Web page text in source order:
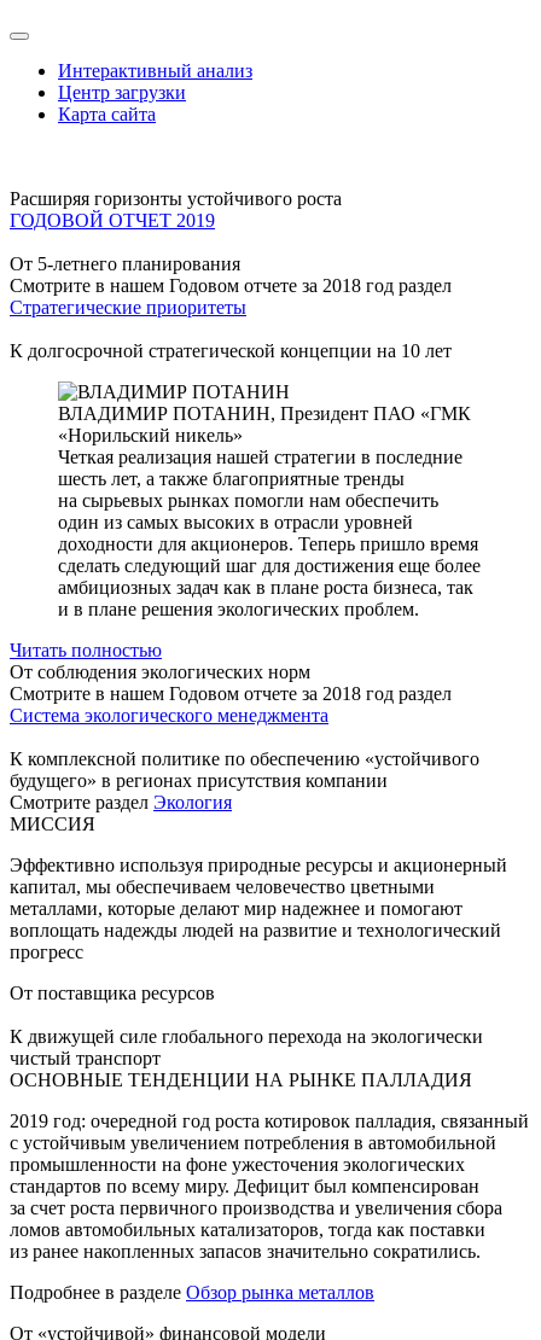
Интерактивный анализ
Центр загрузки
Карта сайта
Расширяя горизонты устойчивого роста
ГОДОВОЙ ОТЧЕТ 2019
От 5-летнего планирования
Смотрите в нашем Годовом отчете за 2018 год раздел
Стратегические приоритеты
К долгосрочной стратегической концепции на 10 лет
ВЛАДИМИР ПОТАНИН, Президент ПАО «ГМК
«Норильский никель»
Четкая реализация нашей стратегии в последние
шесть лет, а также благоприятные тренды
на сырьевых рынках помогли нам обеспечить
один из самых высоких в отрасли уровней
доходности для акционеров. Теперь пришло время
сделать следующий шаг для достижения еще более
амбициозных задач как в плане роста бизнеса, так
и в плане решения экологических проблем.
Читать полностью
От соблюдения экологических норм
Смотрите в нашем Годовом отчете за 2018 год раздел
Система экологического менеджмента
К комплексной политике по обеспечению «устойчивого
будущего» в регионах присутствия компании
Смотрите раздел Экология
МИССИЯ
Эффективно используя природные ресурсы и акционерный
капитал, мы обеспечиваем человечество цветными
металлами, которые делают мир надежнее и помогают
воплощать надежды людей на развитие и технологический
прогресс
От поставщика ресурсов
К движущей силе глобального перехода на экологически
чистый транспорт
ОСНОВНЫЕ ТЕНДЕНЦИИ НА РЫНКЕ ПАЛЛАДИЯ
2019 год: очередной год роста котировок палладия, связанный
с устойчивым увеличением потребления в автомобильной
промышленности на фоне ужесточения экологических
стандартов по всему миру. Дефицит был компенсирован
за счет роста первичного производства и увеличения сбора
ломов автомобильных катализаторов, тогда как поставки
из ранее накопленных запасов значительно сократились.
Подробнее в разделе Обзор рынка металлов
От «устойчивой» финансовой модели